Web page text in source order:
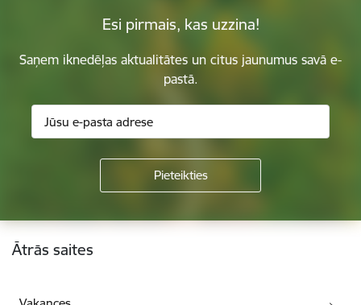
Esi pirmais, kas uzzina!
Saņem iknedēļas aktualitātes un citus jaunumus savā e-
pastā.
Kājene
Ātrās saites